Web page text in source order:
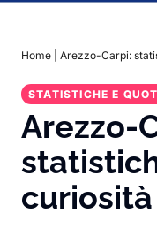
Home Arezzo-Carpi:
STATISTICHE E
Arezzo-
curiosità